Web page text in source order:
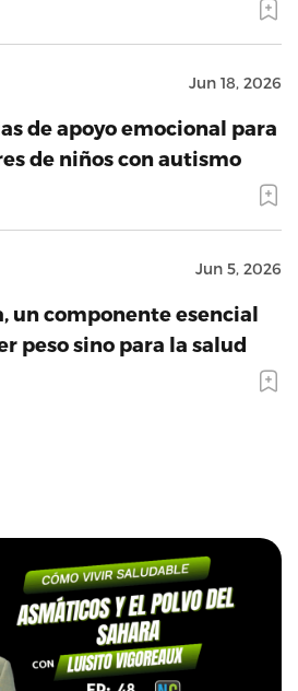
Jun 18, 2026
de apoyo emocional para
de niños con autismo
Jun 5, 2026
un componente esencial
peso sino para la salud